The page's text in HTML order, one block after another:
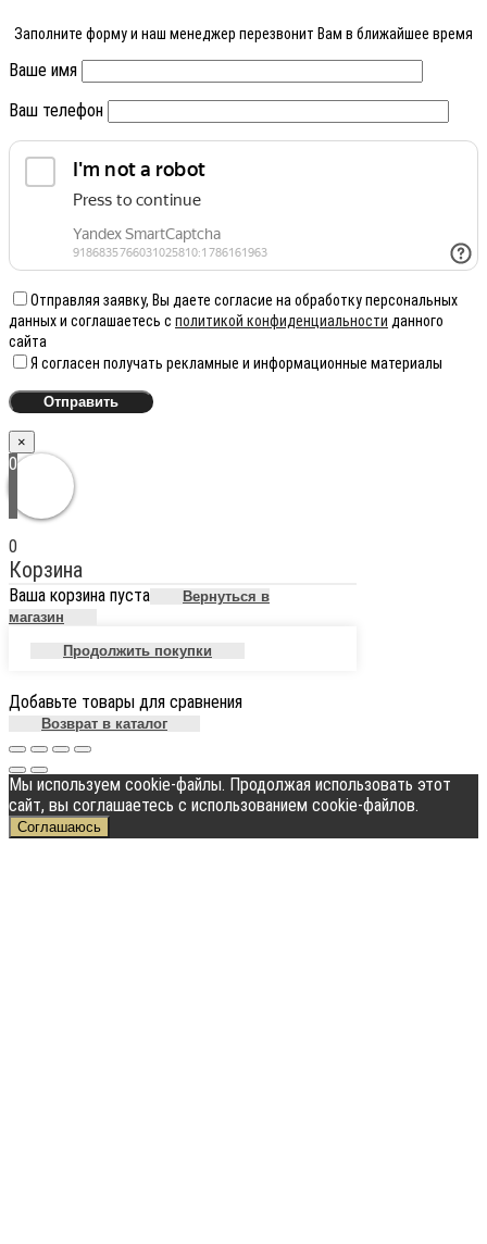
Заполните форму и наш менеджер перезвонит Вам в ближайшее время
Ваше имя
Ваш телефон
Отправляя заявку, Вы даете согласие на обработку персональных
данных и соглашаетесь с политикой конфиденциальности данного
сайта
Я согласен получать рекламные и информационные материалы
×
0
0
Корзина
Ваша корзина пуста
Вернуться в
магазин
Продолжить покупки
Добавьте товары для сравнения
Возврат в каталог
Мы используем cookie-файлы. Продолжая использовать этот
сайт, вы соглашаетесь с использованием cookie-файлов.
Соглашаюсь